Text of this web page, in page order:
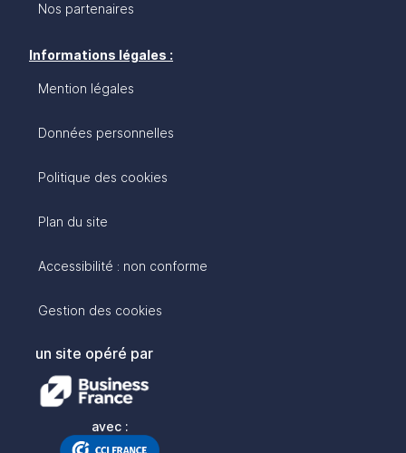
Nos partenaires
Informations légales :
Mention légales
Données personnelles
Politique des cookies
Plan du site
Accessibilité : non conforme
Gestion des cookies
un site opéré par
avec :